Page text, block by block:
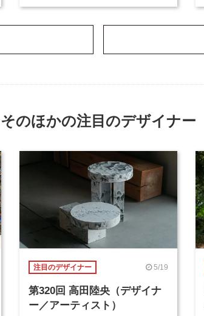
そのほかの注目のデザイナー
注目のデザイナー 5/19
第320回 高田陸央（デザイナ
ー／アーティスト）